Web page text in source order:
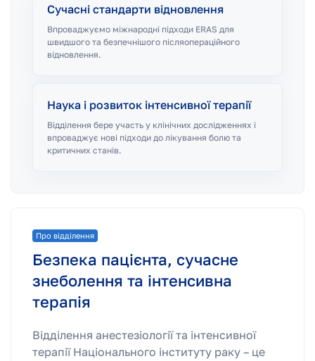
Сучасні стандарти відновлення
Впроваджуємо міжнародні підходи ERAS для
швидшого та безпечнішого післяопераційного
відновлення.
Наука і розвиток інтенсивної терапії
Відділення бере участь у клінічних дослідженнях і
впроваджує нові підходи до лікування болю та
критичних станів.
Про відділення
Безпека пацієнта, сучасне
знеболення та інтенсивна
терапія
Відділення анестезіології та інтенсивної
терапії Національного інституту раку – це